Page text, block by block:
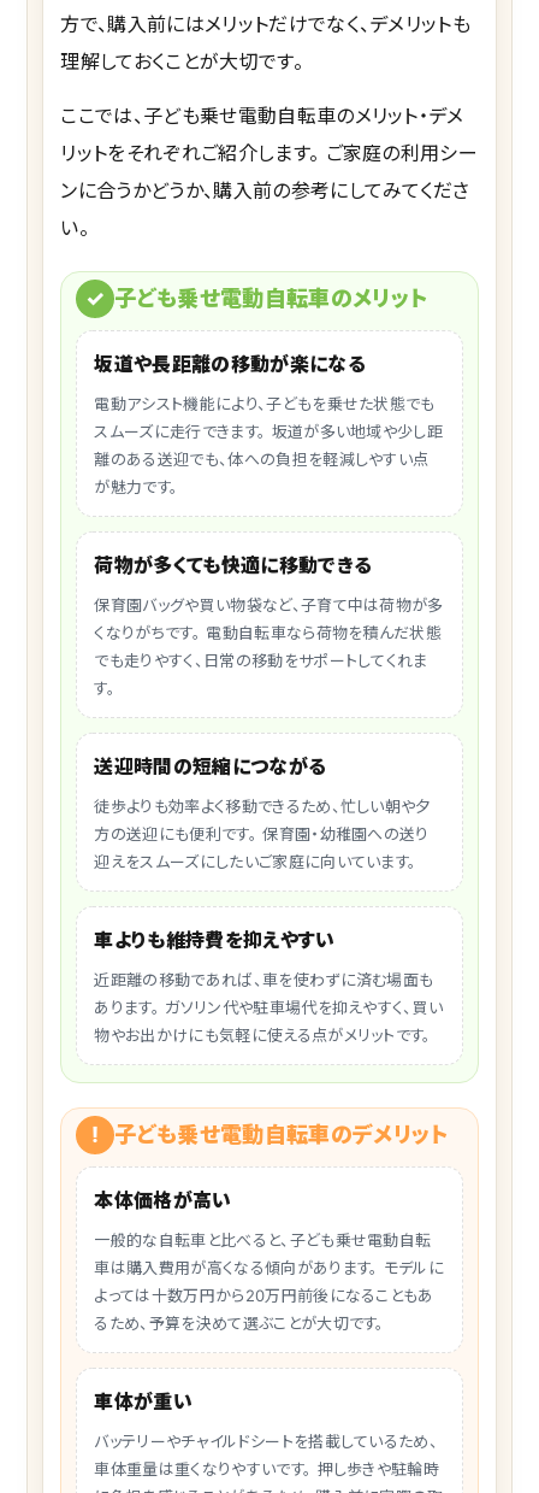
方で、購入前にはメリットだけでなく、デメリットも
理解しておくことが大切です。
ここでは、子ども乗せ電動自転車のメリット・デメ
リットをそれぞれご紹介します。 ご家庭の利用シー
ンに合うかどうか、購入前の参考にしてみてくださ
い。
✓ 子ども乗せ電動自転車のメリット
坂道や長距離の移動が楽になる
電動アシスト機能により、子どもを乗せた状態でも
スムーズに走行できます。 坂道が多い地域や少し距
離のある送迎でも、体への負担を軽減しやすい点
が魅力です。
荷物が多くても快適に移動できる
保育園バッグや買い物袋など、子育て中は荷物が多
くなりがちです。 電動自転車なら荷物を積んだ状態
でも走りやすく、日常の移動をサポートしてくれま
す。
送迎時間の短縮につながる
徒歩よりも効率よく移動できるため、忙しい朝や夕
方の送迎にも便利です。 保育園・幼稚園への送り
迎えをスムーズにしたいご家庭に向いています。
車よりも維持費を抑えやすい
近距離の移動であれば、車を使わずに済む場面も
あります。 ガソリン代や駐車場代を抑えやすく、買い
物やお出かけにも気軽に使える点がメリットです。
! 子ども乗せ電動自転車のデメリット
本体価格が高い
一般的な自転車と比べると、子ども乗せ電動自転
車は購入費用が高くなる傾向があります。 モデルに
よっては十数万円から20万円前後になることもあ
るため、予算を決めて選ぶことが大切です。
車体が重い
バッテリーやチャイルドシートを搭載しているため、
車体重量は重くなりやすいです。 押し歩きや駐輪時